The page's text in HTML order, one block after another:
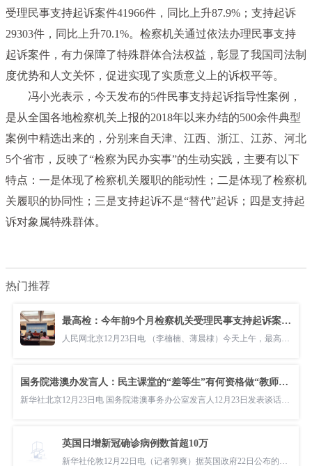
受理民事支持起诉案件41966件，同比上升87.9%；支持起诉
29303件，同比上升70.1%。检察机关通过依法办理民事支持
起诉案件，有力保障了特殊群体合法权益，彰显了我国司法制
度优势和人文关怀，促进实现了实质意义上的诉权平等。
冯小光表示，今天发布的5件民事支持起诉指导性案例，
是从全国各地检察机关上报的2018年以来办结的500余件典型
案例中精选出来的，分别来自天津、江西、浙江、江苏、河北
5个省市，反映了“检察为民办实事”的生动实践，主要有以下
特点：一是体现了检察机关履职的能动性；二是体现了检察机
关履职的协同性；三是支持起诉不是“替代”起诉；四是支持起
诉对象属特殊群体。
热门推荐
最高检：今年前9个月检察机关受理民事支持起诉案超4万件
人民网北京12月23日电 （李楠楠、薄晨棣）今天上午，最高人民检察院举行“能动履行民事支持起诉职能 依法保障特
国务院港澳办发言人：民主课堂的“差等生”有何资格做“教师爷”
新华社北京12月23日电 国务院港澳事务办公室发言人12月23日发表谈话表示，美国等少数西方国家自身民主搞得一塌糊
英国日增新冠确诊病例数首超10万
新华社伦敦12月22日电（记者郭爽）据英国政府22日公布的数据，该国当天新增新冠确诊病例106122例，是疫情暴发以来